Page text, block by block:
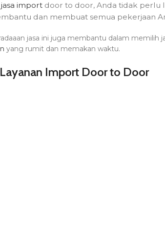
jasa import door to door, Anda tidak perlu
dan membuat semua pekerjaan
jasa ini juga membantu dalam memilih
yang rumit dan memakan waktu.
Import Door to Door